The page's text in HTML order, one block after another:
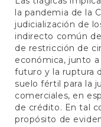
la pandemia de la
judicialización de
indirecto común
de restricción de
económica, junto
futuro y la ruptura
suelo fértil para la
comerciales, en
de crédito. En tal
propósito de